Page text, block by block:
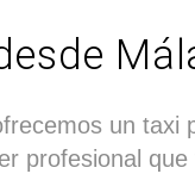
un taxi
profesional